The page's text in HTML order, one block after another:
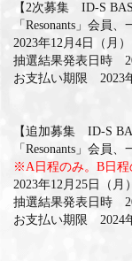
【2次募集 ID-S
「Resonants」会員、
2023年12月4日（月
抽選結果発表日時
お支払い期限 2023
【追加募集 ID-S
「Resonants」会員、
※A日程のみ。B日程
2023年12月25日（月
抽選結果発表日時
お支払い期限 2024